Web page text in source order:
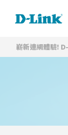
嶄新連網體驗!